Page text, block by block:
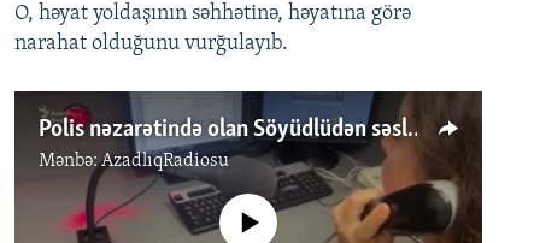
O, həyat yoldaşının səhhətinə, həyatına görə
narahat olduğunu vurğulayıb.
Polis nəzarətində olan Söyüdlüdən səslər: 'Evimizdə dustağa çevrilmişik'
Mənbə:AzadlıqRadiosu
No media source currently available